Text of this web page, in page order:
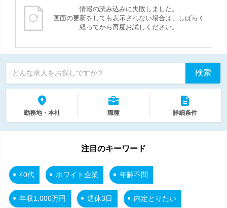
情報の読み込みに失敗しました。
画面の更新をしても表示されない場合は、しばらく
経ってから再度お試しください。
どんな求人をお探しですか？ 検索
勤務地・本社 職種 詳細条件
注目のキーワード
40代 ホワイト企業 年齢不問
年収1,000万円 週休3日 内定とりたい